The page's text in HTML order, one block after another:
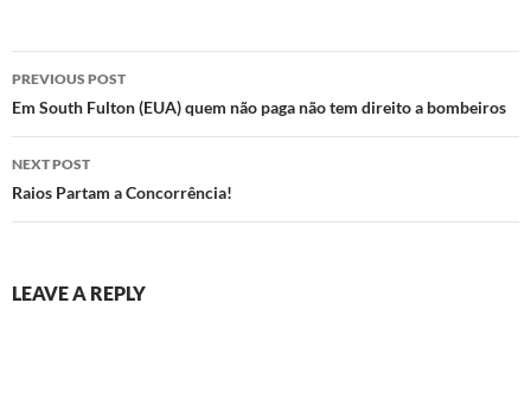
Post
navigation
PREVIOUS POST
Em South Fulton (EUA) quem não paga não tem direito a bombeiros
NEXT POST
Raios Partam a Concorrência!
LEAVE A REPLY